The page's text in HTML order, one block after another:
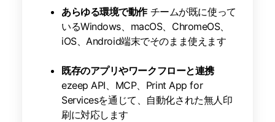
あらゆる環境で動作チームが既に使って
いるWindows、macOS、ChromeOS、
iOS、Android端末でそのまま使えます
既存のアプリやワークフローと連携
ezeep API、MCP、Print App for
Servicesを通じて、自動化された無人印
刷に対応します